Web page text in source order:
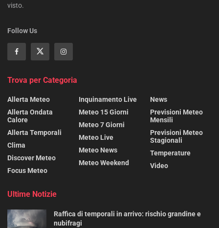
visto.
Follow Us
Trova per Categoria
Allerta Meteo
Allerta Ondata
Calore
Allerta Temporali
Clima
Discover Meteo
Focus Meteo
Inquinamento Live
Meteo 15 Giorni
Meteo 7 Giorni
Meteo Live
Meteo News
Meteo Weekend
News
Previsioni Meteo
Mensili
Previsioni Meteo
Stagionali
Temperature
Video
Ultime Notizie
Raffica di temporali in arrivo: rischio grandine e
nubifragi